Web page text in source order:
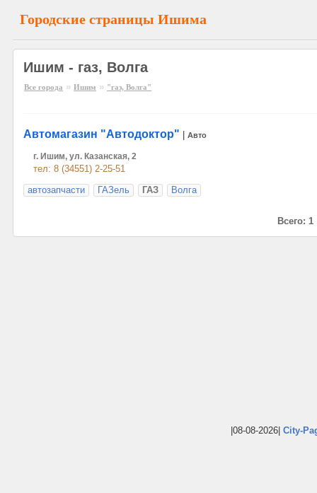
Городские страницы Ишима
Ишим - газ, Волга
Все города » Ишим » "газ, Волга"
Автомагазин "Автодоктор" Авто
г. Ишим, ул. Казанская, 2
тел: 8 (34551) 2-25-51
автозапчасти
ГАЗель ГАЗ Волга
Всего: 1
|08-08-2026| City-